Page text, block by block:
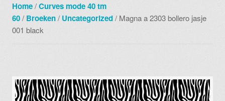
Home/Curves mode 40 tm
60/ Broeken/ Uncategorized/ Magna a 2303 bollero jasje
001 black